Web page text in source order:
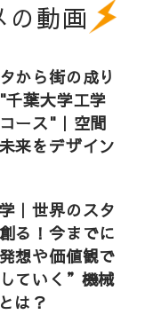
の動画
から街の成り
葉大学工学
ース"｜空間
来をデザイン
｜世界のスタ
る！今までに
想や価値観で
ていく”機械
は？